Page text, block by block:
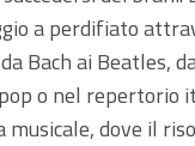
a perdifiato
Bach ai Beatles,
o nel repertorio
dove il